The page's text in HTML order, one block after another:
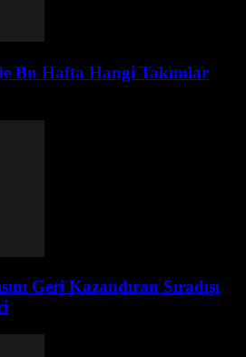
Bu Hafta Hangi Takımlar
Geri Kazandıran Sıradışı